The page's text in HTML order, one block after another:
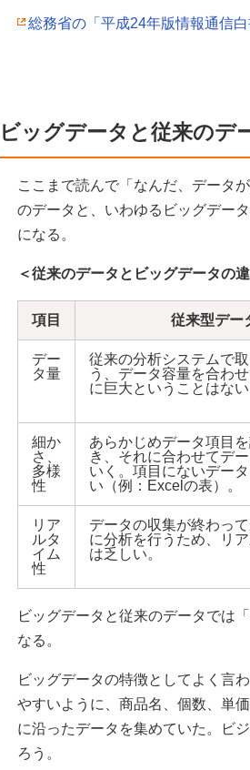
総務省の「平成24年版情報通信
ビッグデータと従来のデ
ここまで読んで「なんだ、データ
のデータと、いわゆるビッグデー
になる。
＜従来のデータとビッグデータの
項目 従来型デー
デー
タ量
従来の分析システムで
う、データ容量を合わ
に巨大ということはない
細か
さ、
多様
性
あらかじめデータ項目
き、それに合わせてデ
いく。項目にないデー
い（例：Excelの表）。
リア
ルタ
イム
性
データの収集が終わっ
に分析を行うため、リ
は乏しい。
ビッグデータと従来のデータでは
なる。
ビッグデータの特徴としてよく言
やすいように、商品名、個数、単
に沿ったデータを集めていた。ビ
ろう。